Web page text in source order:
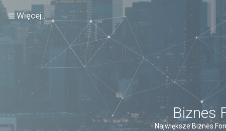
Więcej…
Biznes
Największe Biznes